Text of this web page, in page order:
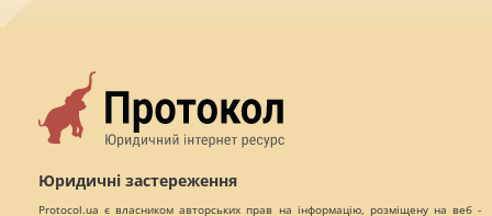
Юридичні застереження
Protocol.ua є власником авторських прав на інформацію, розміщену на веб -